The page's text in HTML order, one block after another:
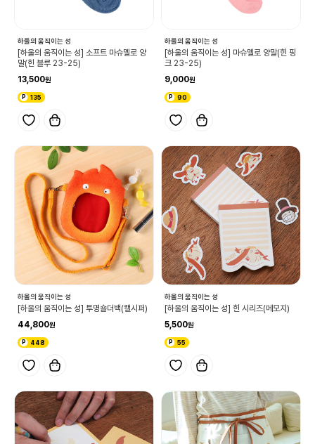
하울의 움직이는 성
[하울의 움직이는 성] 소프트 마슈멜로 양
말(힌 블루 23-25)
13,500
135
하울의 움직이는 성
[하울의 움직이는 성] 마슈멜로 양말(힌 핑
크 23-25)
9,000
90
하울의 움직이는 성
[하울의 움직이는 성] 투명숄더백(캘시퍼)
44,800
448
하울의 움직이는 성
[하울의 움직이는 성] 힌 시리즈(메모지)
5,500
55